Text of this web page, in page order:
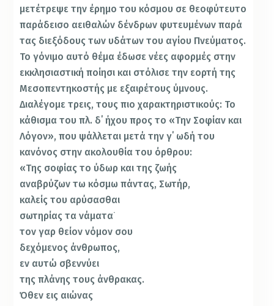
μετέτρεψε την έρημο του κόσμου σε θεοφύτευτο
παράδεισο αειθαλών δένδρων φυτευμένων παρά
τας διεξόδους των υδάτων του αγίου Πνεύματος.
Το γόνιμο αυτό θέμα έδωσε νέες αφορμές στην
εκκλησιαστική ποίησι και στόλισε την εορτή της
Μεσοπεντηκοστής με εξαιρέτους ύμνους.
Διαλέγομε τρεις, τους πιο χαρακτηριστικούς: Το
κάθισμα του πλ. δ΄ ήχου προς το «Την Σοφίαν και
Λόγον», που ψάλλεται μετά την γ΄ ωδή του
κανόνος στην ακολουθία του όρθρου:
«Της σοφίας το ύδωρ και της ζωής
αναβρύζων τω κόσμω πάντας, Σωτήρ,
καλείς του αρύσασθαι
σωτηρίας τα νάματα˙
τον γαρ θείον νόμον σου
δεχόμενος άνθρωπος,
εν αυτώ σβεννύει
της πλάνης τους άνθρακας.
Όθεν εις αιώνας